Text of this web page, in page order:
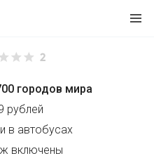
2
городов мира
рублей
в автобусах
включены